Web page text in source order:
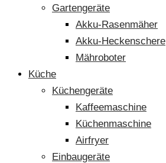
Gartengeräte
Akku-Rasenmäher
Akku-Heckenschere
Mähroboter
Küche
Küchengeräte
Kaffeemaschine
Küchenmaschine
Airfryer
Einbaugeräte